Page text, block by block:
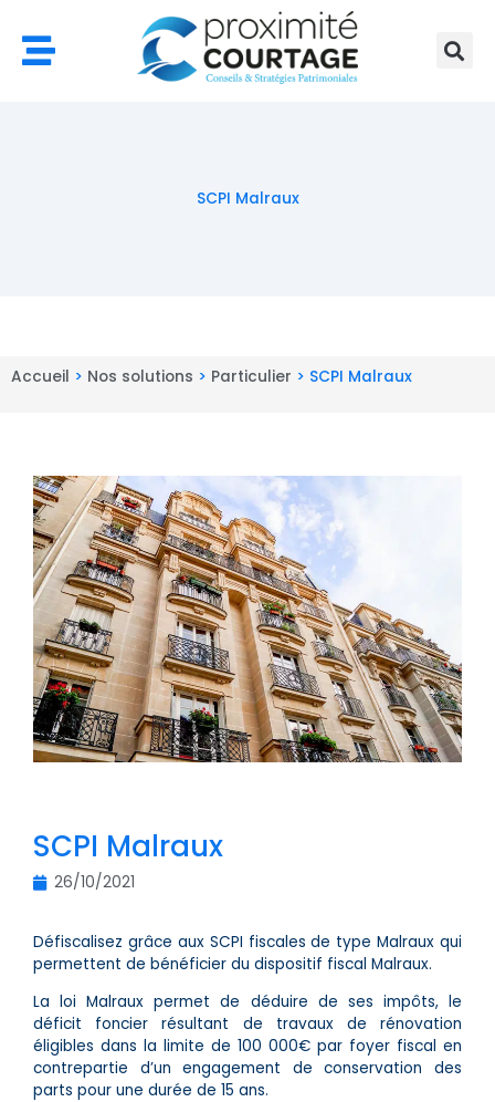
contenu
SCPI Malraux
Accueil > Nos solutions > Particulier > SCPI Malraux
SCPI Malraux
26/10/2021
Défiscalisez grâce aux SCPI fiscales de type Malraux qui
permettent de bénéficier du dispositif fiscal Malraux.
La loi Malraux permet de déduire de ses impôts, le
déficit foncier résultant de travaux de rénovation
éligibles dans la limite de 100 000€ par foyer fiscal en
contrepartie d’un engagement de conservation des
parts pour une durée de 15 ans.